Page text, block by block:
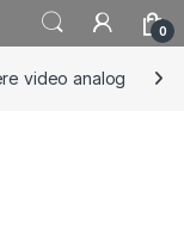
0
video analog